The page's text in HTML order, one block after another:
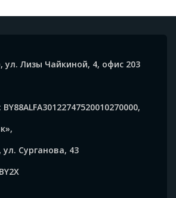
ул. Лизы Чайкиной, 4, офис 203
ул. Сурганова, 43